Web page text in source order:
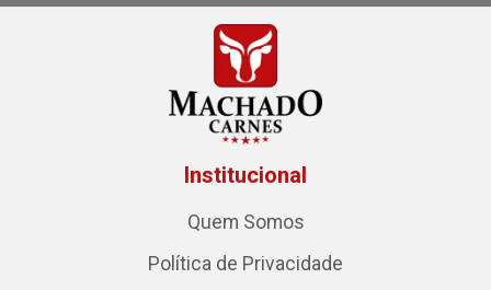
Institucional
Quem Somos
Política de Privacidade